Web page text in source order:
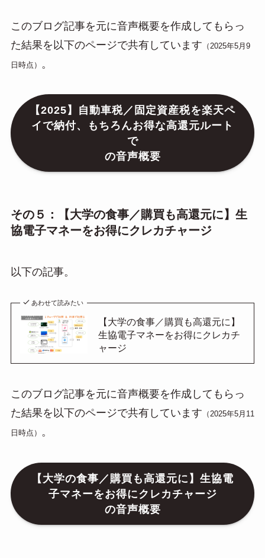
このブログ記事を元に音声概要を作成してもらっ
た結果を以下のページで共有しています （2025年5月9
日時点） 。
【2025】自動車税／固定資産税を楽天ペ
イで納付、もちろんお得な高還元ルート
で
の音声概要
その５：【大学の食事／購買も高還元に】生
協電子マネーをお得にクレカチャージ
以下の記事。
あわせて読みたい
【大学の食事／購買も高還元に】
生協電子マネーをお得にクレカチ
ャージ
このブログ記事を元に音声概要を作成してもらっ
た結果を以下のページで共有しています （2025年5月11
日時点） 。
【大学の食事／購買も高還元に】生協電
子マネーをお得にクレカチャージ
の音声概要